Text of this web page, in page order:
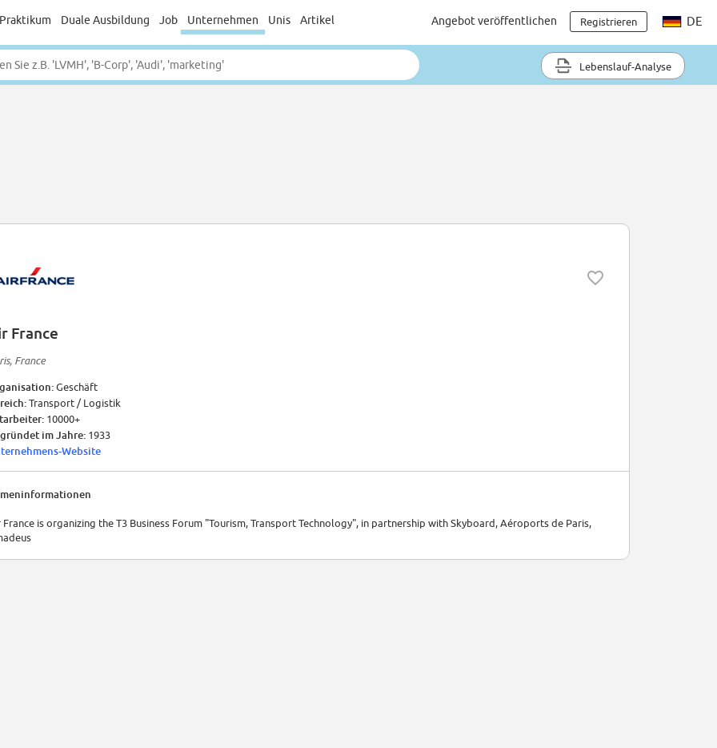
Praktikum Duale Ausbildung Job Unternehmen Unis Artikel Angebot veröffentlichen Registrieren DE
Lebenslauf-Analyse
France
France
Geschäft
Transport / Logistik
10000+
im Jahre: 1933
Website
France is organizing the T3 Business Forum "Tourism, Transport Technology", in partnership with Skyboard, Aéroports de Paris,